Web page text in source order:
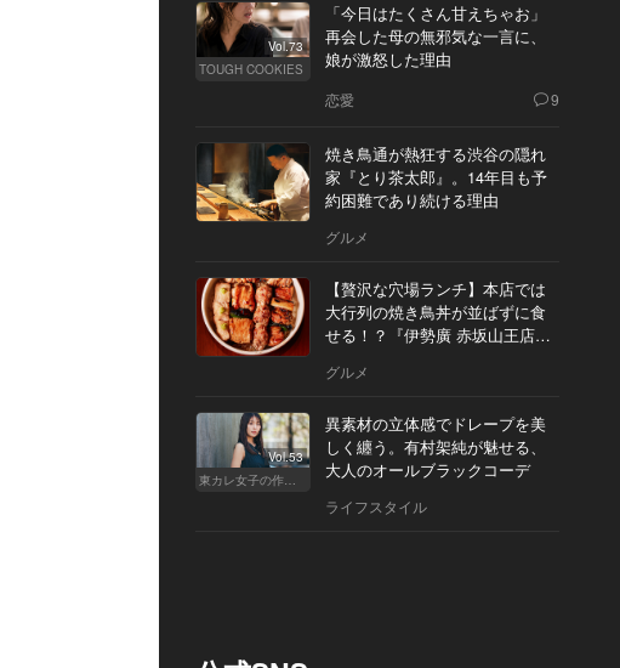
Vol.73
TOUGH COOKIES
「今日はたくさん甘えちゃお」
再会した母の無邪気な一言に、
娘が激怒した理由
恋愛 9
焼き鳥通が熱狂する渋谷の隠れ
家『とり茶太郎』。14年目も予
約困難であり続ける理由
グルメ
【贅沢な穴場ランチ】本店では
大行列の焼き鳥丼が並ばずに食
せる！？『伊勢廣 赤坂山王店』
グルメ
Vol.53
東カレ女子の作り方
異素材の立体感でドレープを美
しく纏う。有村架純が魅せる、
大人のオールブラックコーデ
ライフスタイル